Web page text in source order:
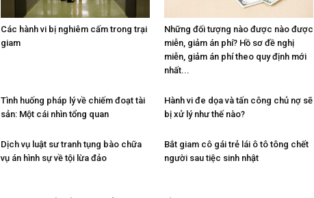
Các hành vi bị nghiêm cấm trong trại
giam
Những đối tượng nào được nào được
miễn, giảm án phí? Hồ sơ đề nghị
miễn, giảm án phí theo quy định mới
nhất...
Tình huống pháp lý về chiếm đoạt tài
sản: Một cái nhìn tổng quan
Hành vi đe dọa và tấn công chủ nợ sẽ
bị xử lý như thế nào?
Dịch vụ luật sư tranh tụng bào chữa
vụ án hình sự về tội lừa đảo
Bắt giam cô gái trẻ lái ô tô tông chết
người sau tiệc sinh nhật